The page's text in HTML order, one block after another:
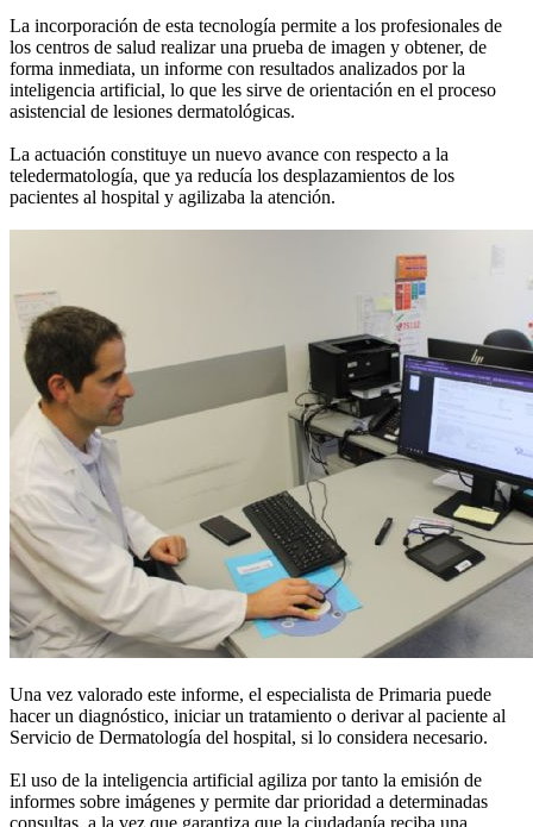
La incorporación de esta tecnología permite a los profesionales de
los centros de salud realizar una prueba de imagen y obtener, de
forma inmediata, un informe con resultados analizados por la
inteligencia artificial, lo que les sirve de orientación en el proceso
asistencial de lesiones dermatológicas.
La actuación constituye un nuevo avance con respecto a la
teledermatología, que ya reducía los desplazamientos de los
pacientes al hospital y agilizaba la atención.
Una vez valorado este informe, el especialista de Primaria puede
hacer un diagnóstico, iniciar un tratamiento o derivar al paciente al
Servicio de Dermatología del hospital, si lo considera necesario.
El uso de la inteligencia artificial agiliza por tanto la emisión de
informes sobre imágenes y permite dar prioridad a determinadas